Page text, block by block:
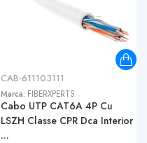
CAB-611103111
Marca: FIBERXPERTS
Cabo UTP CAT6A 4P Cu
LSZH Classe CPR Dca Interior
...